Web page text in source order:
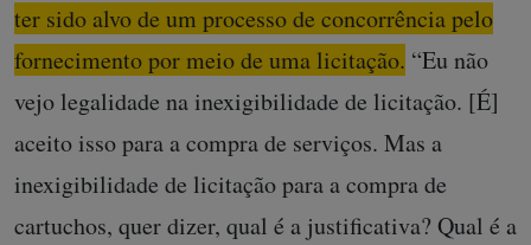
ter sido alvo de um processo de concorrência pelo
fornecimento por meio de uma licitação. “Eu não
vejo legalidade na inexigibilidade de licitação. [É]
aceito isso para a compra de serviços. Mas a
inexigibilidade de licitação para a compra de
cartuchos, quer dizer, qual é a justificativa? Qual é a